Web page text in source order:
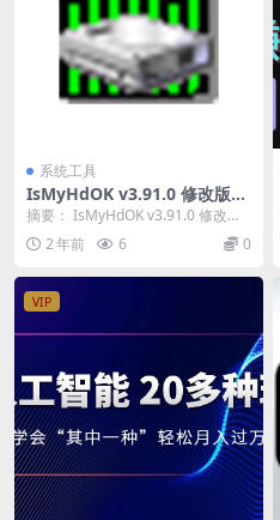
系统工具
IsMyHdOK v3.91.0 修改版
(硬盘基准测速工具)
摘要： IsMyHdOK v3.91.0 修改版
是一款专门用于检测硬盘性能的工
具...2 年前 6 0
VIP